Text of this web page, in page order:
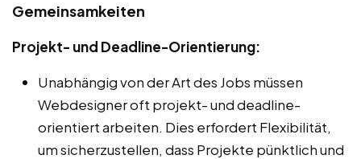
Gemeinsamkeiten
Projekt- und Deadline-Orientierung:
Unabhängig von der Art des Jobs müssen
Webdesigner oft projekt- und deadline-
orientiert arbeiten. Dies erfordert Flexibilität,
um sicherzustellen, dass Projekte pünktlich und